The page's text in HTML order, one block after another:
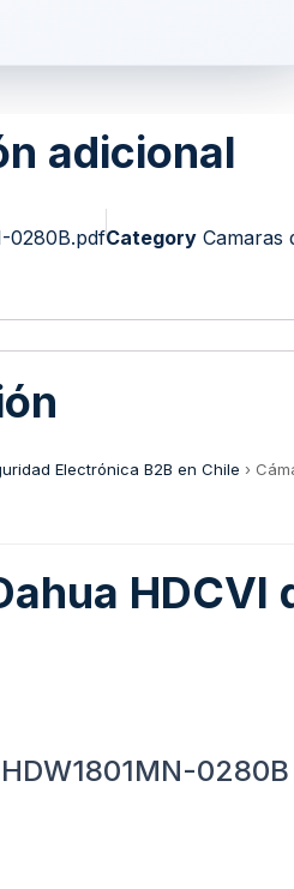
adicional
0280B.pdfCategory Camaras
Electrónica B2B en Chile ›
0280B